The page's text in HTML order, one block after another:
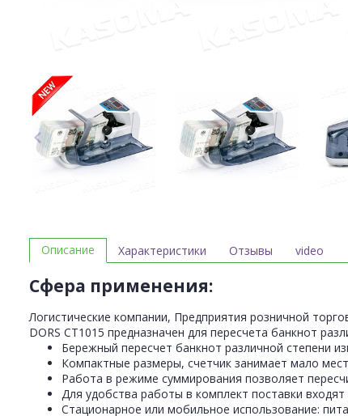
Описание
Сфера применения:
Логистические компании, Предприятия розничной
DORS CT1015 предназначен для пересчета банкнот
Бережный пересчет банкнот различной степени
Компактные размеры, счетчик занимает мало
Работа в режиме суммирования позволяет
Для удобства работы в комплект поставки
Стационарное или мобильное использование:
Характеристики Отзывы video